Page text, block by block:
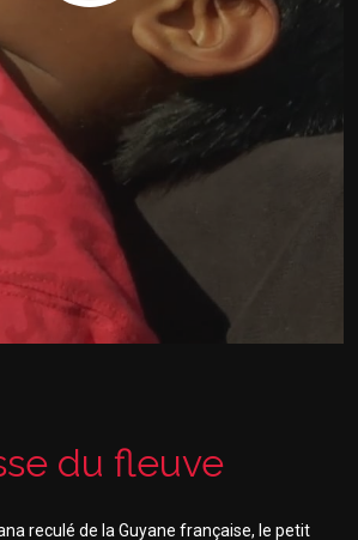
du fleuve
reculé de la Guyane française, le petit